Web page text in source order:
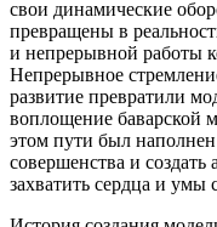
свои динамические
превращены в
и непрерывной работы
Непрерывное
развитие превратили
воплощение баварской
этом пути был
совершенства и
захватить сердца и умы